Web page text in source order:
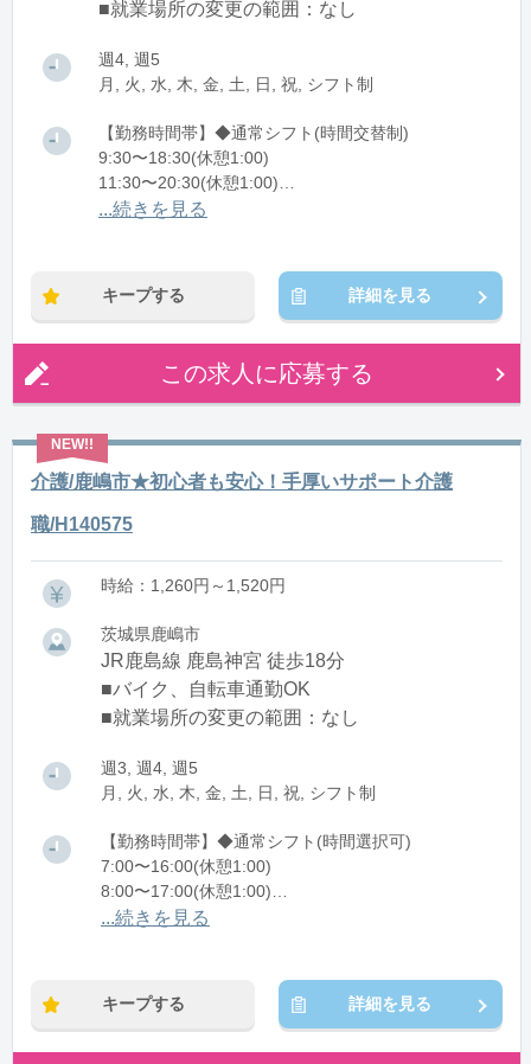
■就業場所の変更の範囲：なし
週4, 週5
月, 火, 水, 木, 金, 土, 日, 祝, シフト制
【勤務時間帯】◆通常シフト(時間交替制)
9:30〜18:30(休憩1:00)
11:30〜20:30(休憩1:00)
12:30〜21:30(休憩1:00)
...続きを見る
キープする 詳細を見る
この求人に応募する
介護/鹿嶋市★初心者も安心！手厚いサポート介護
職/H140575
時給：1,260円～1,520円
茨城県鹿嶋市
JR鹿島線 鹿島神宮 徒歩18分
■バイク、自転車通勤OK
■就業場所の変更の範囲：なし
週3, 週4, 週5
月, 火, 水, 木, 金, 土, 日, 祝, シフト制
【勤務時間帯】◆通常シフト(時間選択可)
7:00〜16:00(休憩1:00)
8:00〜17:00(休憩1:00)
12:00〜21:00(休憩1:00)
...続きを見る
キープする 詳細を見る